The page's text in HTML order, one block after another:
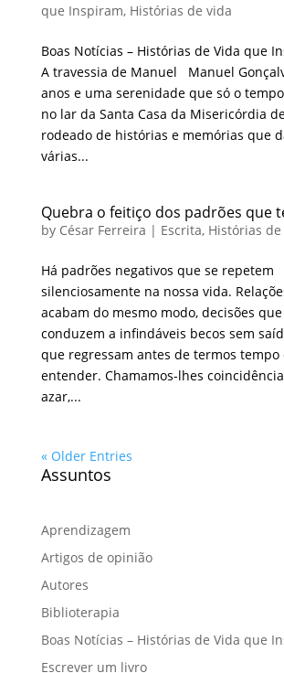
que Inspiram, Histórias de vida
Boas Notícias – Histórias de Vida que
A travessia de Manuel Manuel
anos e uma serenidade que só o
no lar da Santa Casa da Misericórdia
rodeado de histórias e memórias que
várias...
Quebra o feitiço dos padrões que
by César Ferreira | Escrita, Histórias
Há padrões negativos que se repetem
silenciosamente na nossa vida.
acabam do mesmo modo, decisões
conduzem a infindáveis becos sem
que regressam antes de termos tempo
entender. Chamamos-lhes
azar,...
« Older Entries
Assuntos
Aprendizagem
Artigos de opinião
Autores
Biblioterapia
Boas Notícias – Histórias de Vida que
Escrever um livro